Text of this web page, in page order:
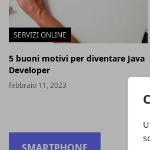
SERVIZI ONLINE
5 buoni motivi per diventare Java
Developer
febbraio 11, 2023